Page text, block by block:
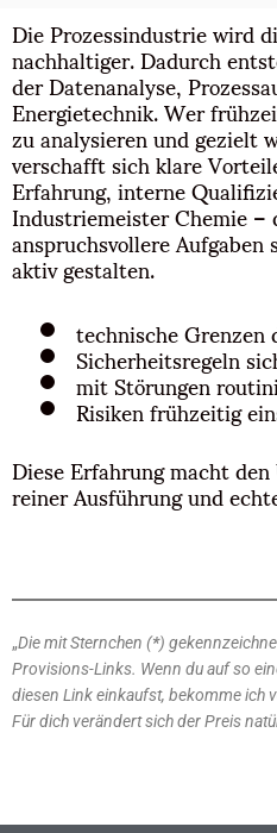
Die Prozessindustrie wird
nachhaltiger. Dadurch
der Datenanalyse,
Energietechnik. Wer
zu analysieren und
verschafft sich klare
Erfahrung, interne
Industriemeister Chemie
anspruchsvollere
aktiv gestalten.
technische
Sicherheitsregeln
mit Störungen
Risiken frühzeitig
Diese Erfahrung macht
reiner Ausführung und
„Die mit Sternchen (*)
Provisions-Links. Wenn du auf so
diesen Link einkaufst, bekomme ich
Für dich verändert sich der Preis